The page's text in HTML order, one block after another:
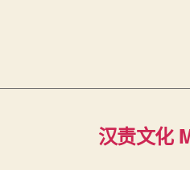
汉责文化